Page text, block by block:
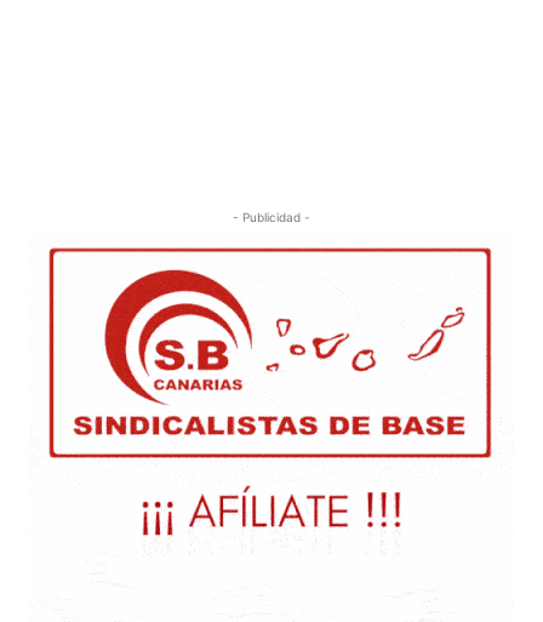
- Publicidad -